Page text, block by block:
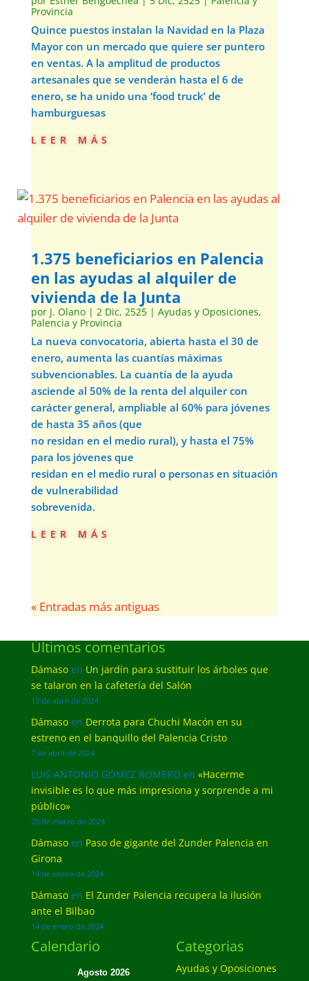
Provincia
Quince puestos instalan la Navidad en la Plaza
Mayor con un mercado que quiere ser puntero
en ventas. A la amplitud de productos
artesanales que se venderán hasta el 6 de
enero, se ha unido una ‘food truck’ de
hamburguesas
leer más
1.375 beneficiarios en Palencia
en las ayudas al alquiler de
vivienda de la Junta
por J. Olano| 2 Dic, 2525| Ayudas y Oposiciones,
Palencia y Provincia
La nueva convocatoria, abierta hasta el 30 de
enero, aumenta las cuantías máximas
subvencionables. La cuantía de la ayuda
asciende al 50% de la renta del alquiler con
carácter general, ampliable al 60% para jóvenes
de hasta 35 años (que
no residan en el medio rural), y hasta el 75%
para los jóvenes que
residan en el medio rural o personas en situación
de vulnerabilidad
sobrevenida.
leer más
« Entradas más antiguas
Últimos comentarios
Dámasoen Un jardín para sustituir los árboles que
se talaron en la cafetería del Salón
13 de abril de 2024
Dámasoen Derrota para Chuchi Macón en su
estreno en el banquillo del Palencia Cristo
7 de abril de 2024
LUIS ANTONIO GÓMEZ ROMERO en «Hacerme
invisible es lo que más impresiona y sorprende a mi
público»
20 de marzo de 2024
Dámasoen Paso de gigante del Zunder Palencia en
Girona
14 de enero de 2024
Dámasoen El Zunder Palencia recupera la ilusión
ante el Bilbao
14 de enero de 2024
Calendario
Agosto 2026
Categorias
Ayudas y Oposiciones